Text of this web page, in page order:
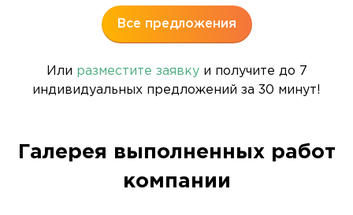
Все предложения
Или разместите заявкуи получите до 7
индивидуальных предложений за 30 минут!
Галерея выполненных работ
компании